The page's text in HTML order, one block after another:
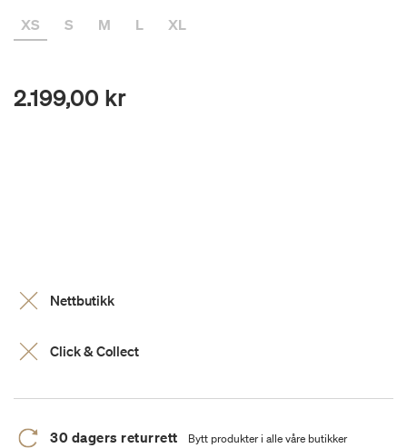
XS
S M L XL
2.199,00 kr
Nettbutikk
Click & Collect
30 dagers returrett Bytt produkter i alle våre butikker